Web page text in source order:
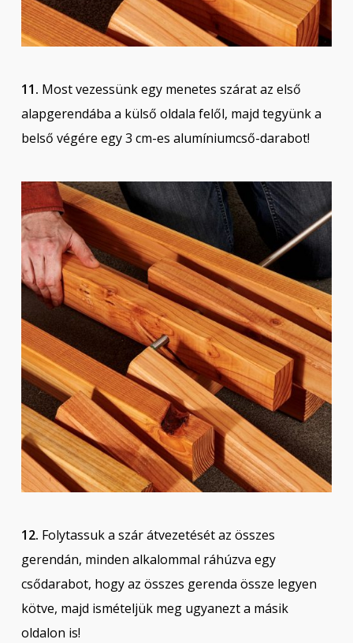
11. Most vezessünk egy menetes szárat az első
alapgerendába a külső oldala felől, majd tegyünk a
belső végére egy 3 cm-es alumíniumcső-darabot!
12. Folytassuk a szár átvezetését az összes
gerendán, minden alkalommal ráhúzva egy
csődarabot, hogy az összes gerenda össze legyen
kötve, majd ismételjük meg ugyanezt a másik
oldalon is!